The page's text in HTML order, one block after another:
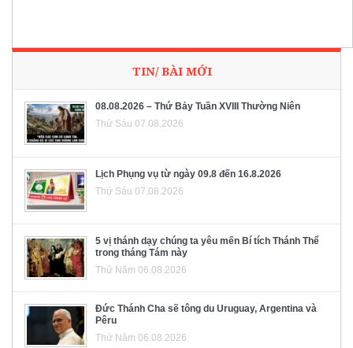
TIN/ BÀI MỚI
08.08.2026 – Thứ Bảy Tuần XVIII Thường Niên
Thứ Sáu 07.08.2026
Lịch Phụng vụ từ ngày 09.8 đến 16.8.2026
Thứ Sáu 07.08.2026
5 vị thánh dạy chúng ta yêu mến Bí tích Thánh Thể
trong tháng Tám này
Thứ Năm 06.08.2026
Đức Thánh Cha sẽ tông du Uruguay, Argentina và
Pêru
Thứ Năm 06.08.2026